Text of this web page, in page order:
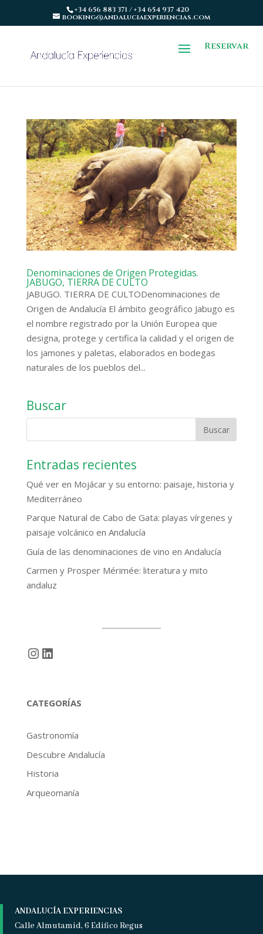
+34 656 883 371 / +34 654 937 420
booking@andaluciaexperiencias.com
Reservar
Denominaciones de Origen Protegidas.
JABUGO, TIERRA DE CULTO
JABUGO. TIERRA DE CULTODenominaciones de
Origen de Andalucía El ámbito geográfico Jabugo es
el nombre registrado por la Unión Europea que
designa, protege y certifica la calidad y el origen de
los jamones y paletas, elaborados en bodegas
naturales de los pueblos del...
Buscar
Entradas recientes
Qué ver en Mojácar y su entorno: paisaje, historia y
Mediterráneo
Parque Natural de Cabo de Gata: playas vírgenes y
paisaje volcánico en Andalucía
Guía de las denominaciones de vino en Andalucía
Carmen y Prosper Mérimée: literatura y mito
andaluz
Instagram
LinkedIn
CATEGORÍAS
Gastronomía
Descubre Andalucía
Historia
Arqueomanía
ANDALUCÍA EXPERIENCIAS
Calle Almutamid, 6 Edifico Regus